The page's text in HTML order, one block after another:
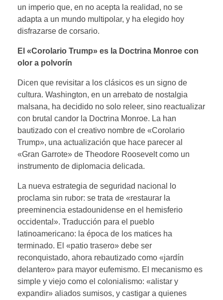
un imperio que, en no acepta la realidad, no se
adapta a un mundo multipolar, y ha elegido hoy
disfrazarse de corsario.
El «Corolario Trump» es la Doctrina Monroe con
olor a polvorín
Dicen que revisitar a los clásicos es un signo de
cultura. Washington, en un arrebato de nostalgia
malsana, ha decidido no solo releer, sino reactualizar
con brutal candor la Doctrina Monroe. La han
bautizado con el creativo nombre de «Corolario
Trump», una actualización que hace parecer al
«Gran Garrote» de Theodore Roosevelt como un
instrumento de diplomacia delicada.
La nueva estrategia de seguridad nacional lo
proclama sin rubor: se trata de «restaurar la
preeminencia estadounidense en el hemisferio
occidental». Traducción para el pueblo
latinoamericano: la época de los matices ha
terminado. El «patio trasero» debe ser
reconquistado, ahora rebautizado como «jardín
delantero» para mayor eufemismo. El mecanismo es
simple y viejo como el colonialismo: «alistar y
expandir» aliados sumisos, y castigar a quienes